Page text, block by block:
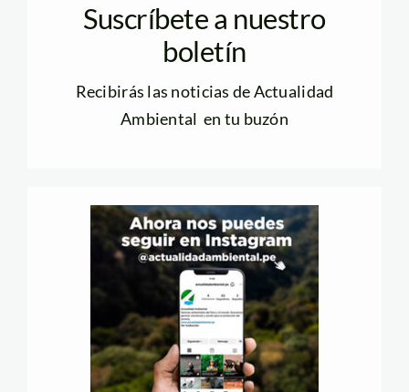
Suscríbete a nuestro
boletín
Recibirás las noticias de Actualidad
Ambiental en tu buzón